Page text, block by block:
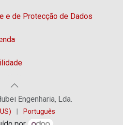
e de Protecção de Dados
Engenharia, Lda.
Português